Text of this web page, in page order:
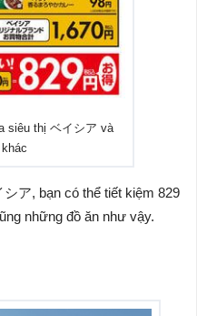
siêu thị ベイシア và
ア, bạn có thể tiết kiệm 829
những đồ ăn như vậy.